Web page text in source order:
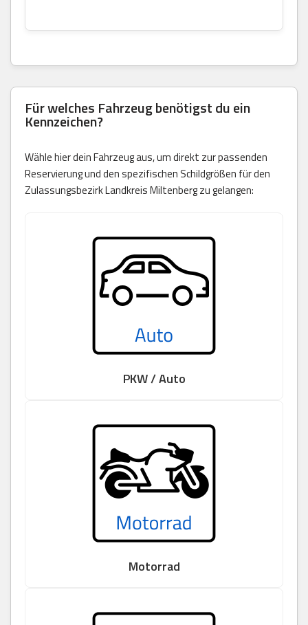
Für welches Fahrzeug benötigst du ein
Kennzeichen?
Wähle hier dein Fahrzeug aus, um direkt zur passenden
Reservierung und den spezifischen Schildgrößen für den
Zulassungsbezirk Landkreis Miltenberg zu gelangen:
PKW / Auto
Motorrad